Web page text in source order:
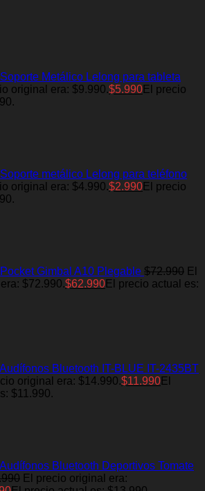
Soporte Metálico Lelong para tableta
original era: $9.990.$5.990El precio
Soporte metálico Lelong para teléfono
original era: $4.990.$2.990El precio
Pocket Gimbal A10 Plegable $72.990 El
$72.990.$62.990El precio actual es:
Audífonos Bluetooth IT-BLUE IT-2435BT
original era: $14.990.$11.990El
$11.990.
Audífonos Bluetooth Deportivos Tomate
El precio original era: